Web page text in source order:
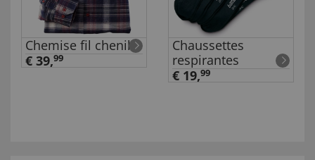
Chemise fil chenille
€ 39,99
Chaussettes
respirantes
€ 19,99